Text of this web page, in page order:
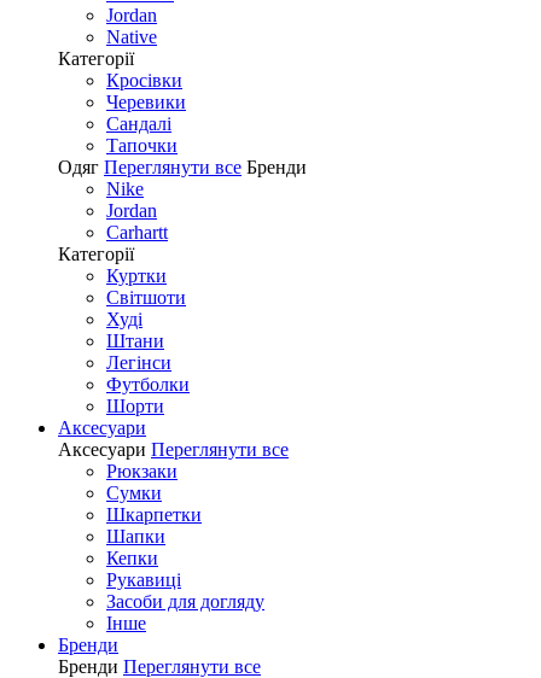
Jordan
Native
Категорії
Кросівки
Черевики
Сандалі
Tапочки
Одяг Переглянути все Бренди
Nike
Jordan
Carhartt
Категорії
Куртки
Світшоти
Худі
Штани
Легінси
Футболки
Шорти
Аксесуари
Аксесуари Переглянути все
Рюкзаки
Сумки
Шкарпетки
Шапки
Кепки
Рукавиці
Засоби для догляду
Інше
Бренди
Бренди Переглянути все